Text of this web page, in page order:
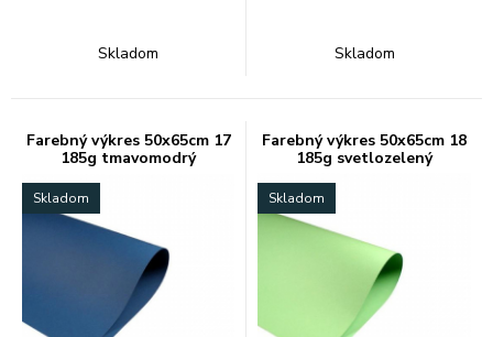
Skladom Skladom
Farebný výkres 50x65cm 17
185g tmavomodrý
Skladom
Farebný výkres 50x65cm 18
185g svetlozelený
Skladom